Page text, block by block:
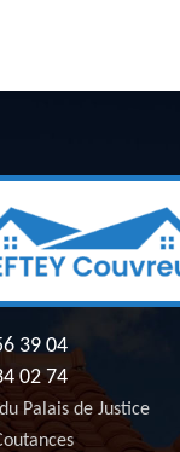
39 04
02 74
Palais de Justice